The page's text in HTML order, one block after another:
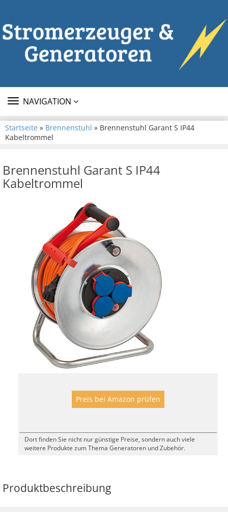
TOGGLE
NAVIGATION
Startseite » Brennenstuhl » Brennenstuhl Garant S IP44
Kabeltrommel
Brennenstuhl Garant S IP44
Kabeltrommel
Preis bei Amazon prüfen
Dort finden Sie nicht nur günstige Preise, sondern auch viele
weitere Produkte zum Thema Generatoren und Zubehör.
Produktbeschreibung